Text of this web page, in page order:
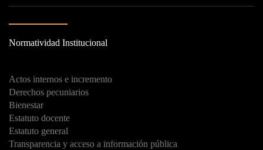
Normatividad Institucional
Actos internos e incremento
Derechos pecuniarios
Bienestar
Estatuto docente
Estatuto general
Transparencia y acceso a información pública